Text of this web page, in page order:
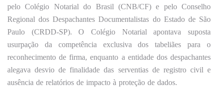
pelo Colégio Notarial do Brasil (CNB/CF) e pelo Conselho
Regional dos Despachantes Documentalistas do Estado de São
Paulo (CRDD-SP). O Colégio Notarial apontava suposta
usurpação da competência exclusiva dos tabeliães para o
reconhecimento de firma, enquanto a entidade dos despachantes
alegava desvio de finalidade das serventias de registro civil e
ausência de relatórios de impacto à proteção de dados.